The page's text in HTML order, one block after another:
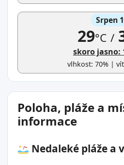
Srpen
29°C /
skoro jasno:
vlhkost: 70% |
Poloha, pláže a
informace
Nedaleké pláže a